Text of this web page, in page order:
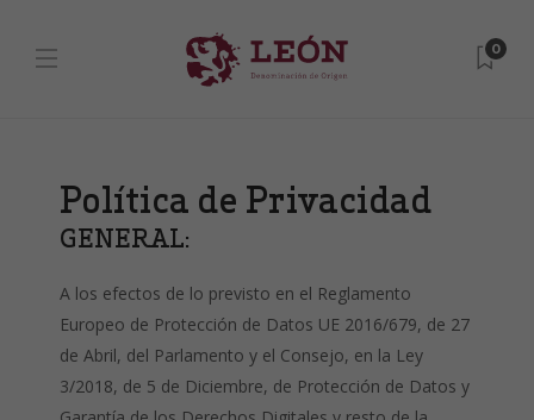
0
Política de Privacidad
GENERAL:
A los efectos de lo previsto en el Reglamento
Europeo de Protección de Datos UE 2016/679, de 27
de Abril, del Parlamento y el Consejo, en la Ley
3/2018, de 5 de Diciembre, de Protección de Datos y